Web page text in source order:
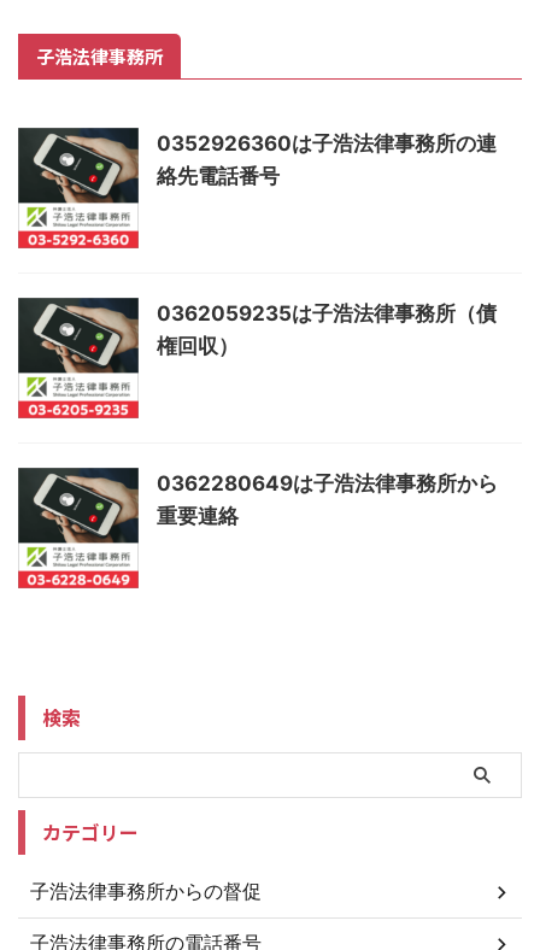
子浩法律事務所
0352926360は子浩法律事務所の連
絡先電話番号
0362059235は子浩法律事務所（債
権回収）
0362280649は子浩法律事務所から
重要連絡
検索
カテゴリー
子浩法律事務所からの督促
子浩法律事務所の電話番号